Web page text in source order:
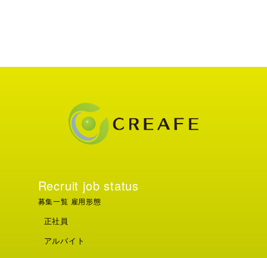
募集一覧 雇用形態
Recruit job status
正社員
アルバイト